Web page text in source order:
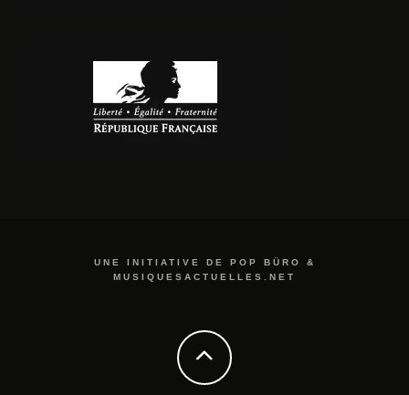
UNE INITIATIVE DE POP BÜRO &
MUSIQUESACTUELLES.NET